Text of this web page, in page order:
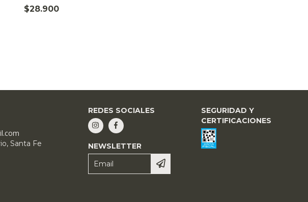
$28.900
Santa Fe
REDES SOCIALES
NEWSLETTER
SEGURIDAD Y
CERTIFICACIONES